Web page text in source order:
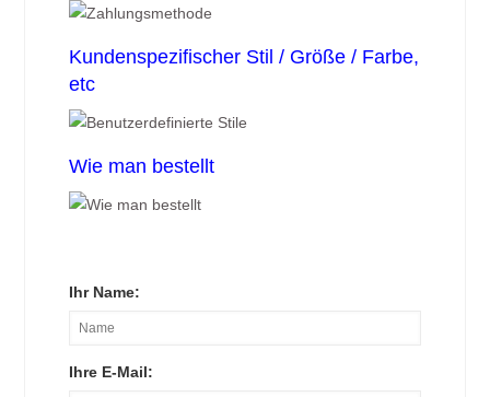
Kundenspezifischer Stil / Größe / Farbe,
etc
Wie man bestellt
Ihr Name:
Ihre E-Mail: